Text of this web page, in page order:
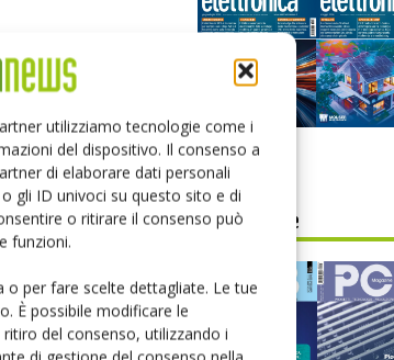
utilizziamo tecnologie come i
del dispositivo. Il consenso a
di elaborare dati personali
gli ID univoci su questo sito e di
o ritirare il consenso può
funzioni.
per fare scelte dettagliate. Le tue
È possibile modificare le
del consenso, utilizzando i
Edicola web
PCB Magazine